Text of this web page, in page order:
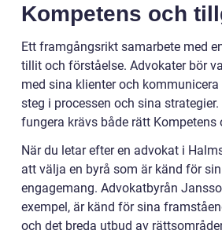
Kompetens och
Ett framgångsrikt samarbete med
tillit och förståelse. Advokater bör
med sina klienter och
steg i processen och sina
fungera krävs både rätt
När du letar efter en advokat i
att välja en byrå som är känd för
engagemang. Advokatbyrån
exempel, är känd för sina
och det breda utbud av